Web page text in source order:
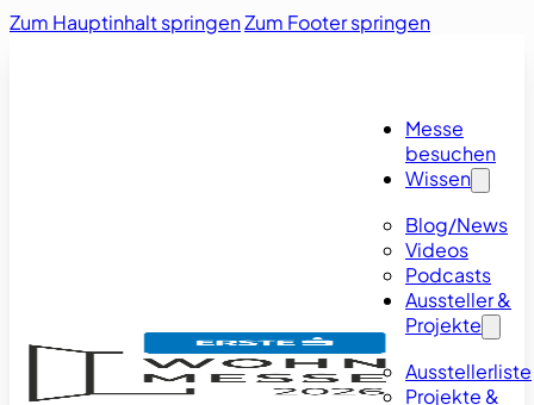
Zum Hauptinhalt springenZum Footer springen
Messe
besuchen
Wissen
Blog/News
Videos
Podcasts
Aussteller &
Projekte
Ausstellerliste
Projekte &